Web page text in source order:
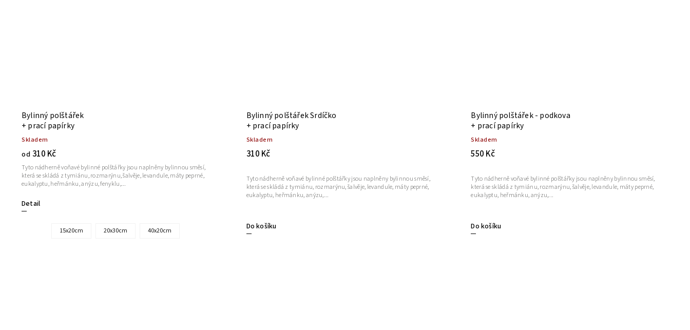
Bylinný polštářek
+ prací papírky
Skladem
od 310 Kč
Detail
Tyto nádherně voňavé bylinné polštářky jsou naplněny bylinnou směsí,
která se skládá z tymiánu, rozmarýnu, šalvěje, levandule, máty peprné,
eukalyptu, heřmánku, anýzu, fenyklu,...
15x20cm 20x30cm 40x20cm
Bylinný polštářek Srdíčko
+ prací papírky
Skladem
310 Kč
Do košíku
Tyto nádherně voňavé bylinné polštářky jsou naplněny bylinnou směsí,
která se skládá z tymiánu, rozmarýnu, šalvěje, levandule, máty peprné,
eukalyptu, heřmánku, anýzu,...
Bylinný polštářek - podkova
+ prací papírky
Skladem
550 Kč
Do košíku
Tyto nádherně voňavé bylinné polštářky jsou naplněny bylinnou směsí,
která se skládá z tymiánu, rozmarýnu, šalvěje, levandule, máty peprné,
eukalyptu, heřmánku, anýzu,...